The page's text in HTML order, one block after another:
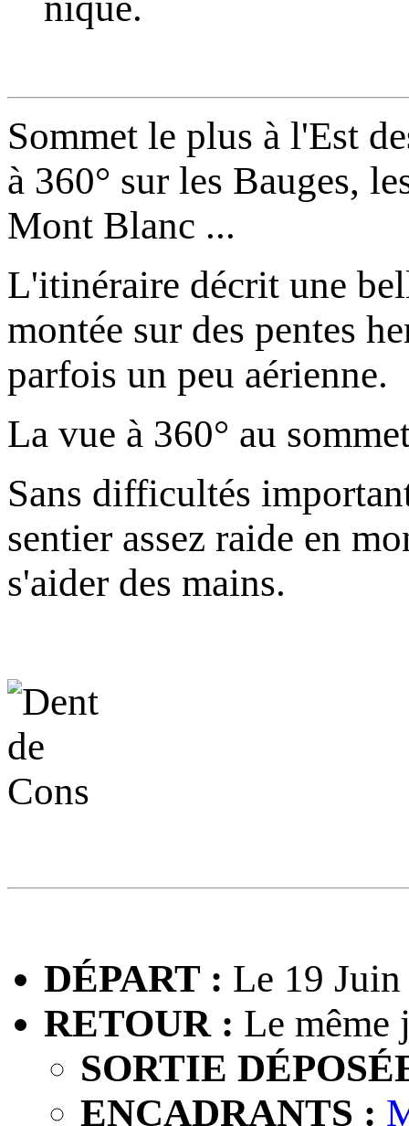
Sommet le plus à l'Est
à 360° sur les Bauges,
Mont Blanc ...
L'itinéraire décrit une
montée sur des pentes
parfois un peu aérienne.
La vue à 360° au
Sans difficultés
sentier assez raide en
s'aider des mains.
DÉPART : Le 19
RETOUR : Le même
SORTIE
ENCADRANTS :